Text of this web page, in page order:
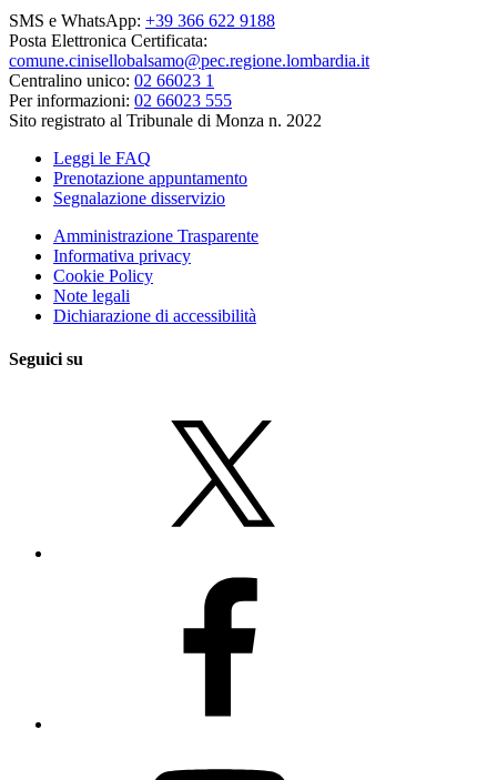
SMS e WhatsApp: +39 366 622 9188
Posta Elettronica Certificata:
comune.cinisellobalsamo@pec.regione.lombardia.it
Centralino unico: 02 66023 1
Per informazioni: 02 66023 555
Sito registrato al Tribunale di Monza n. 2022
Leggi le FAQ
Prenotazione appuntamento
Segnalazione disservizio
Amministrazione Trasparente
Informativa privacy
Cookie Policy
Note legali
Dichiarazione di accessibilità
Seguici su